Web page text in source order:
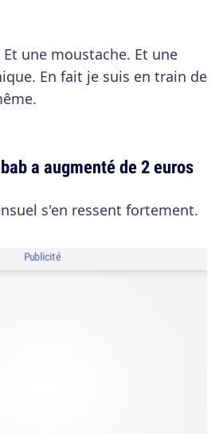
une moustache. Et une
En fait je suis en train de
a augmenté de 2 euros
s'en ressent fortement.
Publicité